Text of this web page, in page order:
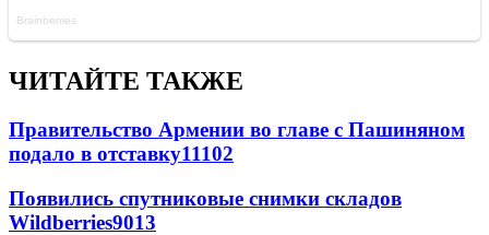
ЧИТАЙТЕ ТАКЖЕ
Правительство Армении во главе с Пашиняном
подало в отставку11102
Появились спутниковые снимки складов
Wildberries9013